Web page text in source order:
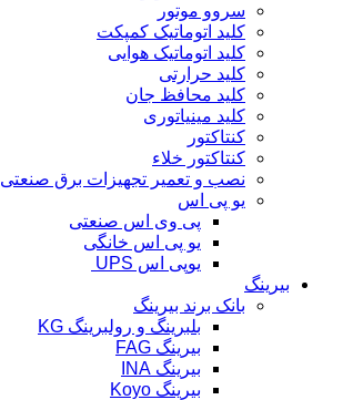
سروو موتور
کلید اتوماتیک کمپکت
کلید اتوماتیک هوایی
کلید حرارتی
کلید محافظ جان
کلید مینیاتوری
کنتاکتور
کنتاکتور خلاء
نصب و تعمیر تجهیزات برق صنعتی
یو پی اس
پی وی اس صنعتی
یو پی اس خانگی
یوپی اس UPS
بیرینگ
بانک برند بیرینگ
بلبرینگ و رولبرینگ KG
بیرینگ FAG
بیرینگ INA
بیرینگ Koyo